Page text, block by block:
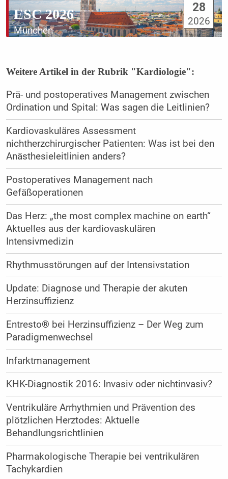
ESC 2026
München
28
2026
Weitere Artikel in der Rubrik "Kardiologie":
Prä- und postoperatives Management zwischen
Ordination und Spital: Was sagen die Leitlinien?
Kardiovaskuläres Assessment
nichtherzchirurgischer Patienten: Was ist bei den
Anästhesieleitlinien anders?
Postoperatives Management nach
Gefäßoperationen
Das Herz: „the most complex machine on earth“
Aktuelles aus der kardiovaskulären
Intensivmedizin
Rhythmusstörungen auf der Intensivstation
Update: Diagnose und Therapie der akuten
Herzinsuffizienz
Entresto® bei Herzinsuffizienz – Der Weg zum
Paradigmenwechsel
Infarktmanagement
KHK-Diagnostik 2016: Invasiv oder nichtinvasiv?
Ventrikuläre Arrhythmien und Prävention des
plötzlichen Herztodes: Aktuelle
Behandlungsrichtlinien
Pharmakologische Therapie bei ventrikulären
Tachykardien